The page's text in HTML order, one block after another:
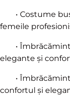
• Costume
femeile
•
elegante și
• Îmbrăcăminte
confortul și